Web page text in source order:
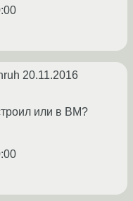
20.11.2016
или в ВМ?